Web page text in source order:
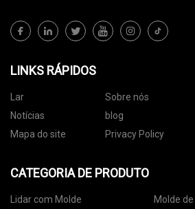
LINKS RÁPIDOS
Lar Sobre nós
Notícias
blog
Mapa do site
Privacy Policy
CATEGORIA DE PRODUTO
Lidar com Molde Molde